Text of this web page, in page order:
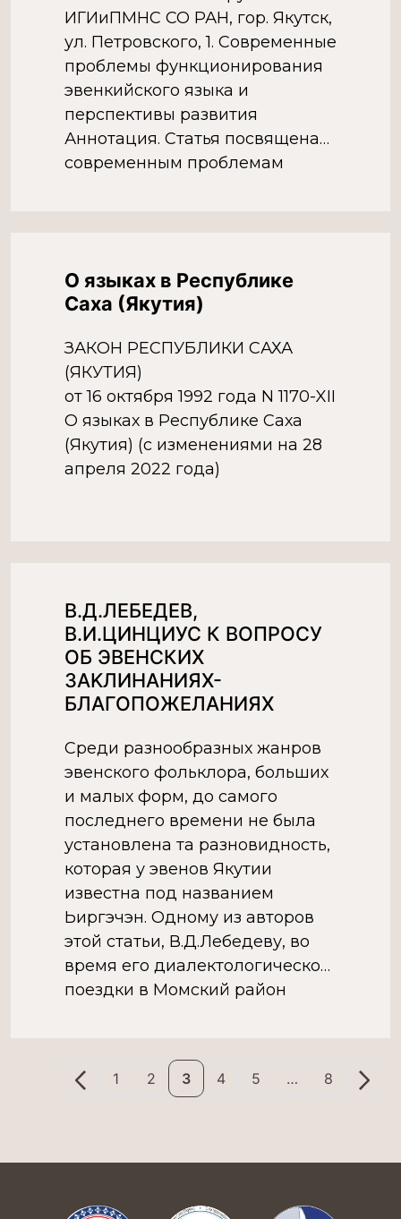
ИГИиПМНС СО РАН, гор. Якутск,
ул. Петровского, 1. Современные
проблемы функционирования
эвенкийского языка и
перспективы развития
Аннотация. Статья посвящена
современным проблемам
настоящего времени остается
[…]
О языках в Республике
Саха (Якутия)
ЗАКОН РЕСПУБЛИКИ САХА
(ЯКУТИЯ)
от 16 октября 1992 года N 1170-XII
О языках в Республике Саха
(Якутия) (с изменениями на 28
апреля 2022 года)
В.Д.ЛЕБЕДЕВ,
В.И.ЦИНЦИУС К ВОПРОСУ
ОБ ЭВЕНСКИХ
ЗАKЛИНАНИЯХ-
БЛАГОПОЖEЛАНИЯX
Среди разнообразных жанров
эвенского фольклора, больших
и малых форм, до самого
последнего времени не была
установлена та разновидность,
которая у эвенов Якутии
известна под названием
Ьиргэчэн. Одному из авторов
этой статьи, В.Д.Лебедеву, во
время его диалектологической
поездки в Момский район
слов 80-летнего эвена,
сказителя Павла Семеновича
1 2 3 4 5 … 8